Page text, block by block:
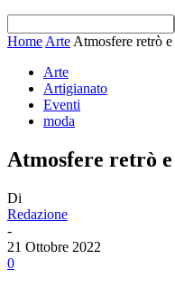
Home Arte Atmosfere retrò
Arte
Artigianato
Eventi
moda
Atmosfere retrò
Di
Redazione
-
21 Ottobre 2022
0